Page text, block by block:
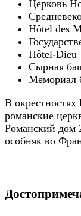
Церковь
Hôtel des
Hôtel-Dieu
Сырная
Мемориал
В
романские
Романский дом
особняк во